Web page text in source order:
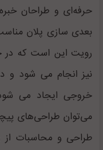
حرفه‌ای و طراحان
بعدی سازی پلان
رویت این است که در
نیز انجام می شود و
خروجی ایجاد می
می‌توان طراحی‌های
طراحی و محاسبات از